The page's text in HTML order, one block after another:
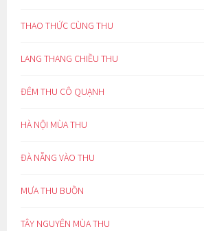
THAO THỨC CÙNG THU
LANG THANG CHIỀU THU
ĐÊM THU CÔ QUẠNH
HÀ NỘI MÙA THU
ĐÀ NẴNG VÀO THU
MƯA THU BUỒN
TÂY NGUYÊN MÙA THU